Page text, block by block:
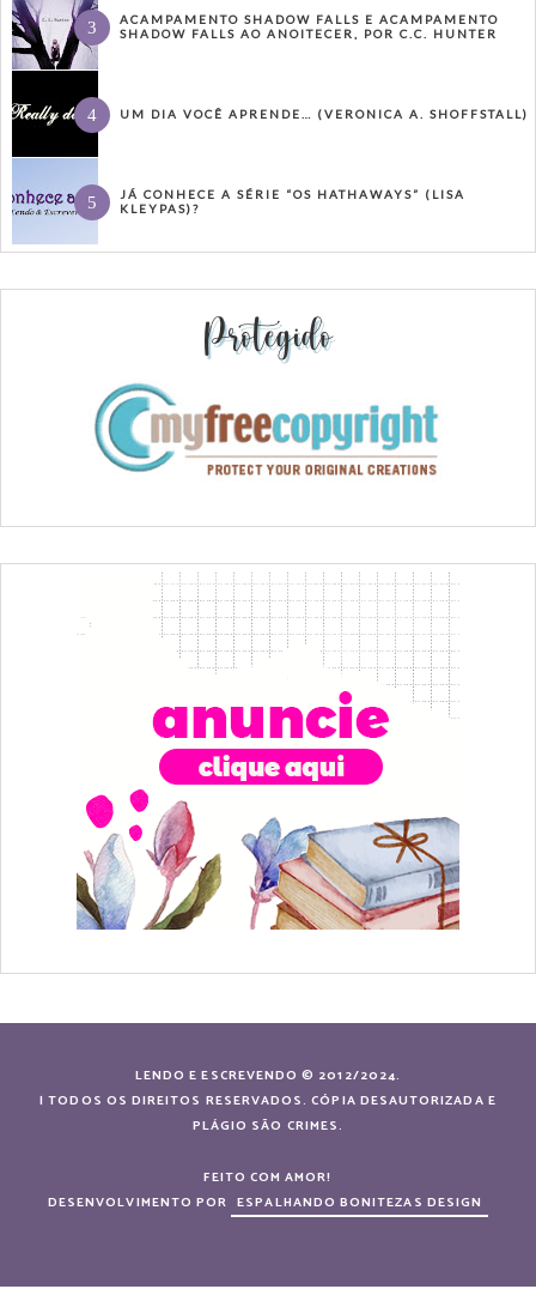
ACAMPAMENTO SHADOW FALLS E ACAMPAMENTO
SHADOW FALLS AO ANOITECER, POR C.C. HUNTER
UM DIA VOCÊ APRENDE… (VERONICA A. SHOFFSTALL)
JÁ CONHECE A SÉRIE “OS HATHAWAYS” (LISA
KLEYPAS)?
Protegido
LENDO E ESCREVENDO © 2012/2024.
| TODOS OS DIREITOS RESERVADOS. CÓPIA DESAUTORIZADA E
PLÁGIO SÃO CRIMES.
FEITO COM AMOR!
DESENVOLVIMENTO POR ESPALHANDO BONITEZAS DESIGN